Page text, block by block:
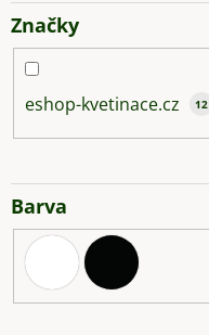
Značky
eshop-kvetinace.cz 12
Barva